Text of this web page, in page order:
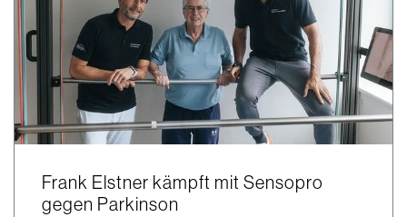
Frank Elstner kämpft mit Sensopro
gegen Parkinson